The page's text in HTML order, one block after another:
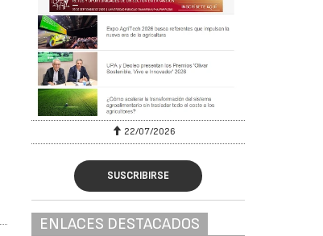
22/07/2026
SUSCRIBIRSE
ENLACES DESTACADOS